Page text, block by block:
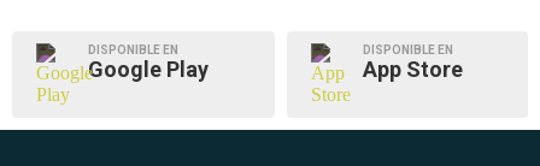
DISPONIBLE EN
Google Play
DISPONIBLE EN
App Store